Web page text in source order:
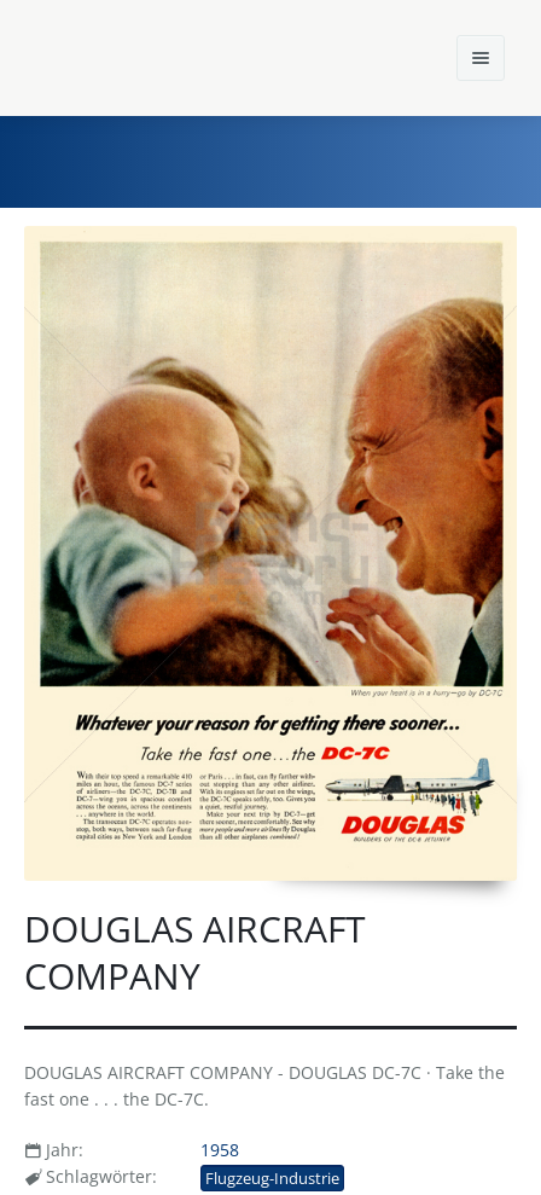
Home
Einst und Heute
Marken
Epoche
DOUGLAS AIRCRAFT
COMPANY
DOUGLAS AIRCRAFT COMPANY - DOUGLAS DC-7C · Take the
fast one . . . the DC-7C.
Jahr:
1958
Schlagwörter:
Flugzeug-Industrie